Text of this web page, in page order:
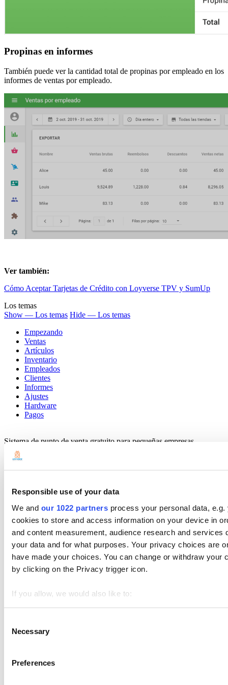
Responsible use of your data
We and our 1022 partners process your personal data,
cookies to store and access information on your device in
and content measurement, audience research and services
your data and for what purposes. Your privacy choices are
have made your choices. You can change or withdraw
by clicking on the Privacy trigger icon.
If you allow, we would also like to:
Collect information about your geographical location
Find out more about how your personal data is processed
We use cookies to personalize content and ads, to provide
Selection
Necessary
Preferences
Propinas en informes
También puede ver la cantidad total de propinas por empleado en los
informes de ventas por empleado.
Ver también:
Cómo Aceptar Tarjetas de Crédito con Loyverse TPV y SumUp
Los temas
Show — Los temas Hide — Los temas
Empezando
Ventas
Artículos
Inventario
Empleados
Clientes
Informes
Ajustes
Hardware
Pagos
Sistema de punto de venta gratuito para pequeñas empresas.
Gestiona las ventas, el inventario y tu equipo desde cualquier
dispositivo.